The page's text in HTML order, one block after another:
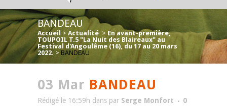
BANDEAU
Accueil > Actualité > En avant-première,
TOUPOIL T.5 "La Nuit des Blaireaux" au
Festival d'Angoulême (16), du 17 au 20 mars
2022. > BANDEAU
03 Mar BANDEAU
Rédigé le 16:59h dans par Serge Monfort
0